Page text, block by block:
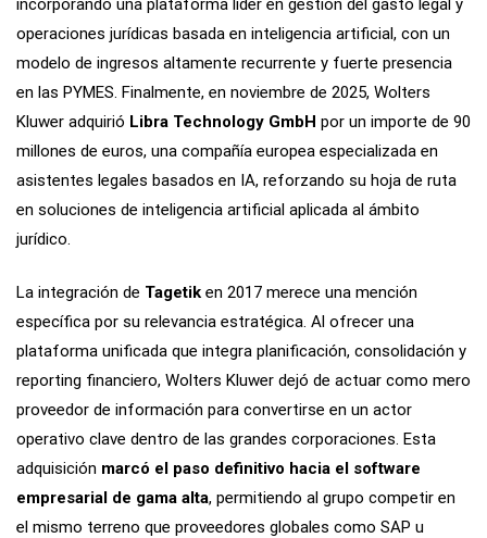
operaciones jurídicas basada en inteligencia artificial, con un
modelo de ingresos altamente recurrente y fuerte presencia
en las PYMES. Finalmente, en noviembre de 2025, Wolters
Kluwer adquirió Libra Technology GmbH por un importe de 90
millones de euros, una compañía europea especializada en
asistentes legales basados en IA, reforzando su hoja de ruta
en soluciones de inteligencia artificial aplicada al ámbito
jurídico.
La integración de Tagetik en 2017 merece una mención
específica por su relevancia estratégica. Al ofrecer una
plataforma unificada que integra planificación, consolidación y
reporting financiero, Wolters Kluwer dejó de actuar como mero
proveedor de información para convertirse en un actor
operativo clave dentro de las grandes corporaciones. Esta
adquisición marcó el paso definitivo hacia el software
empresarial de gama alta, permitiendo al grupo competir en
el mismo terreno que proveedores globales como SAP u
Introduce la cantidad (EUR):
€0.00
TARJETA